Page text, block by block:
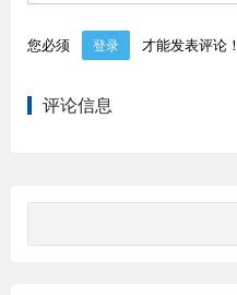
您必须 登录 才能发表评论！
评论信息